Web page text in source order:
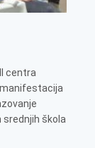
centra
srednjih škola